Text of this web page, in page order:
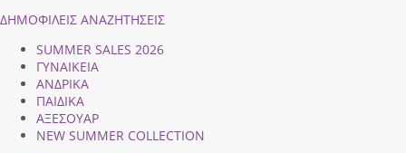
ΔΗΜΟΦΙΛEIΣ ΑΝΑΖΗΤΗΣΕΙΣ
SUMMER SALES 2026
ΓΥΝΑΙΚΕΙΑ
ΑΝΔΡΙΚΑ
ΠΑΙΔΙΚΑ
ΑΞΕΣΟΥΑΡ
NEW SUMMER COLLECTION